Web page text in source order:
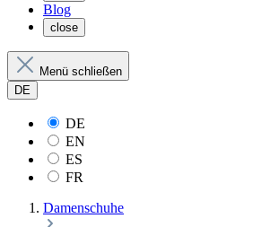
Blog
close
Menü schließen
DE
DE
EN
ES
FR
Damenschuhe